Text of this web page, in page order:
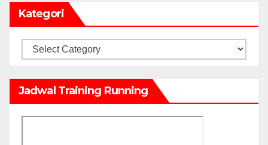
Kategori
Kategori
Jadwal Training Running